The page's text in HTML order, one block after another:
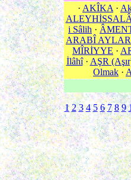
· AKÎKA ·
i Sâlih ·
ARABÎ AYLAR
MÎRİYYE ·
İlâhî· AŞR
Olmak ·
1 2 3 4 5 6 7 8 9